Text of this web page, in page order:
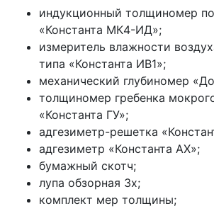
индукционный толщиномер
«Константа МК4-ИД»;
измеритель влажности
типа «Константа ИВ1»;
механический глубиномер
толщиномер гребенка
«Константа ГУ»;
адгезиметр-решетка
адгезиметр «Константа АХ»;
бумажный скотч;
лупа обзорная 3х;
комплект мер толщины;